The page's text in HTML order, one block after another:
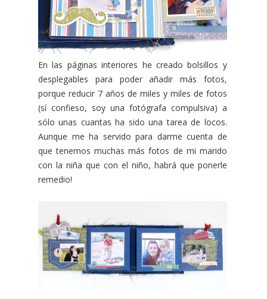
En las páginas interiores he creado bolsillos y
desplegables para poder añadir más fotos,
porque reducir 7 años de miles y miles de fotos
(sí confieso, soy una fotógrafa compulsiva) a
sólo unas cuantas ha sido una tarea de locos.
Aunque me ha servido para darme cuenta de
que tenemos muchas más fotos de mi marido
con la niña que con el niño, habrá que ponerle
remedio!